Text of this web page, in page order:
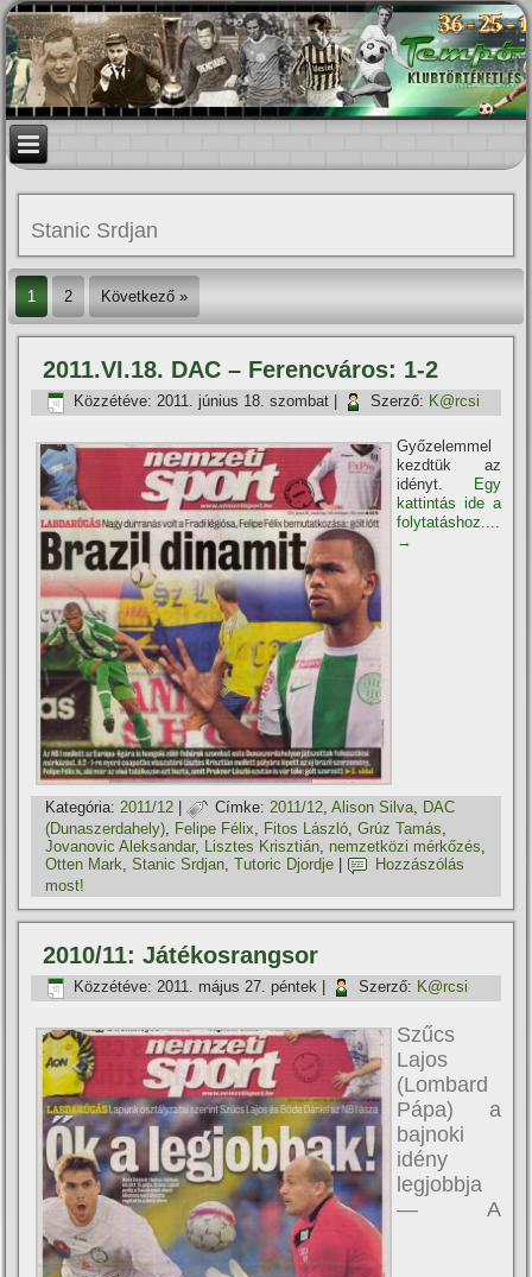
Stanic Srdjan
1 2 Következő »
2011.VI.18. DAC – Ferencváros: 1-2
Közzétéve: 2011. június 18. szombat Szerző: K@rcsi
Győzelemmel
kezdtük az
idényt.
Egy
kattintás ide a
folytatáshoz....
→
Kategória: 2011/12 | Címke: 2011/12,Alison Silva, DAC
(Dunaszerdahely), Felipe Félix, Fitos László,Grúz Tamás,
Jovanovic Aleksandar, Lisztes Krisztián, nemzetközi mérkőzés,
Otten Mark,Stanic Srdjan,Tutoric Djordje
Hozzászólás
most!
2010/11: Játékosrangsor
Közzétéve: 2011. május 27. péntek Szerző: K@rcsi
Szűcs
Lajos
(Lombard
Pápa) a
bajnoki
idény
legjobbja
— A